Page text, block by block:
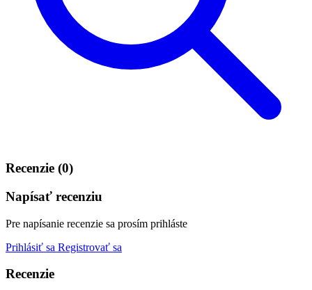
Recenzie (0)
Napísať recenziu
Pre napísanie recenzie sa prosím prihláste
Prihlásiť sa Registrovať sa
Recenzie